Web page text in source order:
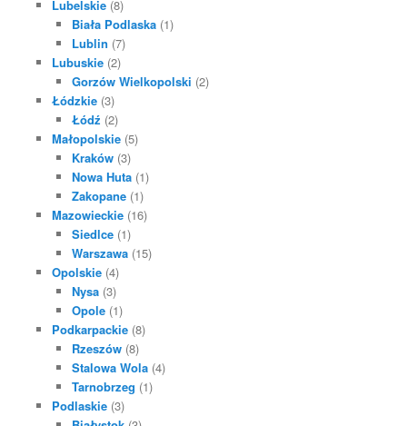
Lubelskie(8)
Biała Podlaska (1)
Lublin (7)
Lubuskie(2)
Gorzów Wielkopolski (2)
Łódzkie(3)
Łódź (2)
Małopolskie(5)
Kraków (3)
Nowa Huta (1)
Zakopane (1)
Mazowieckie(16)
Siedlce (1)
Warszawa (15)
Opolskie(4)
Nysa (3)
Opole (1)
Podkarpackie(8)
Rzeszów (8)
Stalowa Wola (4)
Tarnobrzeg (1)
Podlaskie(3)